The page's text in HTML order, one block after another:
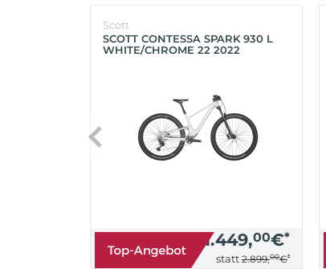
Scott
SCOTT CONTESSA SPARK 930 L
WHITE/CHROME 22 2022
1.449,00€*
statt 2.899,00€*